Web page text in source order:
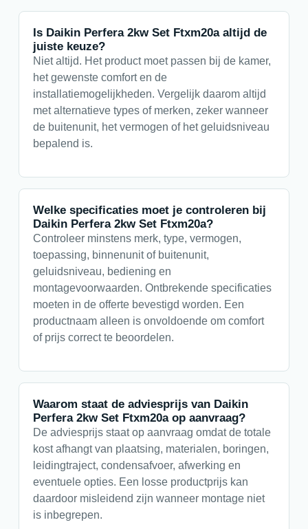
Is Daikin Perfera 2kw Set Ftxm20a altijd de
juiste keuze?
Niet altijd. Het product moet passen bij de kamer,
het gewenste comfort en de
installatiemogelijkheden. Vergelijk daarom altijd
met alternatieve types of merken, zeker wanneer
de buitenunit, het vermogen of het geluidsniveau
bepalend is.
Welke specificaties moet je controleren bij
Daikin Perfera 2kw Set Ftxm20a?
Controleer minstens merk, type, vermogen,
toepassing, binnenunit of buitenunit,
geluidsniveau, bediening en
montagevoorwaarden. Ontbrekende specificaties
moeten in de offerte bevestigd worden. Een
productnaam alleen is onvoldoende om comfort
of prijs correct te beoordelen.
Waarom staat de adviesprijs van Daikin
Perfera 2kw Set Ftxm20a op aanvraag?
De adviesprijs staat op aanvraag omdat de totale
kost afhangt van plaatsing, materialen, boringen,
leidingtraject, condensafvoer, afwerking en
eventuele opties. Een losse productprijs kan
daardoor misleidend zijn wanneer montage niet
is inbegrepen.